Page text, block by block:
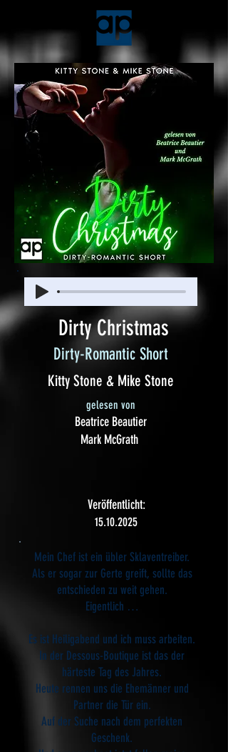
Dirty Christmas
Dirty-Romantic Short
Kitty Stone & Mike Stone
gelesen von
Beatrice Beautier
Mark McGrath
Veröffentlicht:
15.10.2025
Mein Chef ist ein übler Sklaventreiber.
Als er sogar zur Gerte greift, sollte das
entschieden zu weit gehen.
Eigentlich …
Es ist Heiligabend und ich muss arbeiten.
In der Dessous-Boutique ist das der
härteste Tag des Jahres.
Heute rennen uns die Ehemänner und
Partner die Tür ein.
Auf der Suche nach dem perfekten
Geschenk.